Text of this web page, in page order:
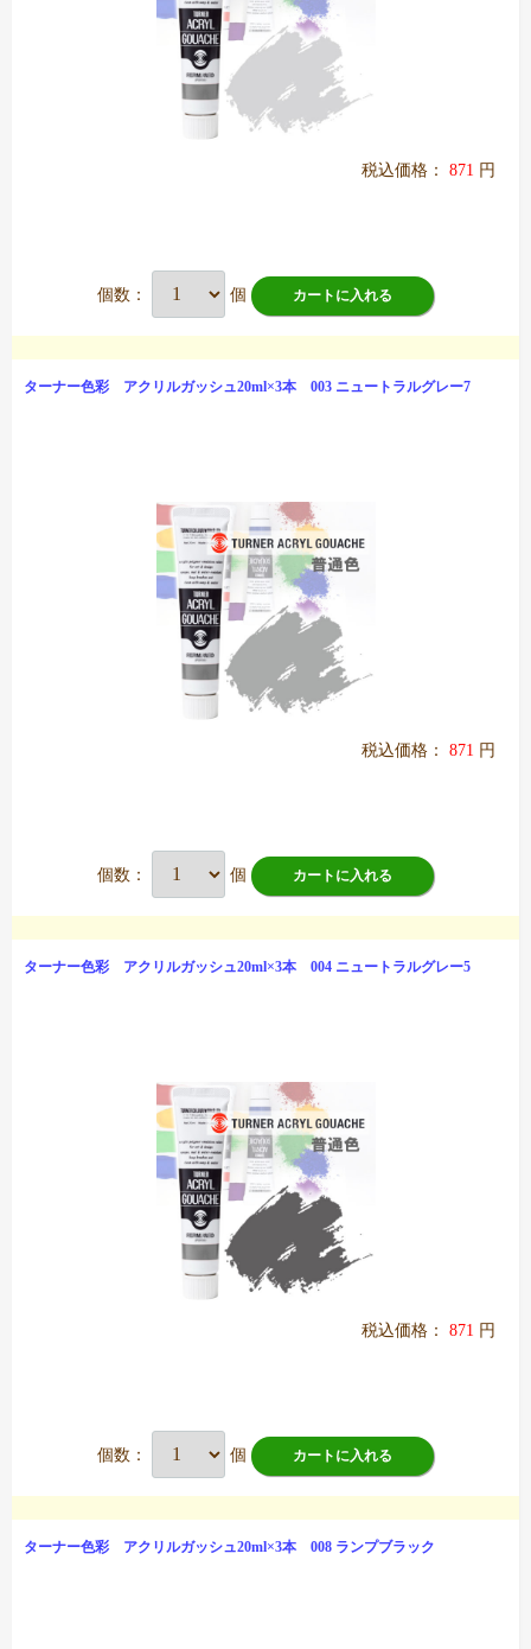
税込価格： 871 円
個数： 個 カートに入れる
ターナー色彩 アクリルガッシュ20ml×3本 003 ニュートラルグレー7
税込価格： 871 円
個数： 個 カートに入れる
ターナー色彩 アクリルガッシュ20ml×3本 004 ニュートラルグレー5
税込価格： 871 円
個数： 個 カートに入れる
ターナー色彩 アクリルガッシュ20ml×3本 008 ランプブラック